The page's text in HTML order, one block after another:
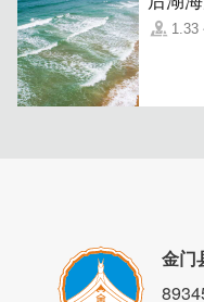
原是老房天井的空间，
雨也不怕太阳晒，还提
与饮水机设备很齐全，
1.33
金门